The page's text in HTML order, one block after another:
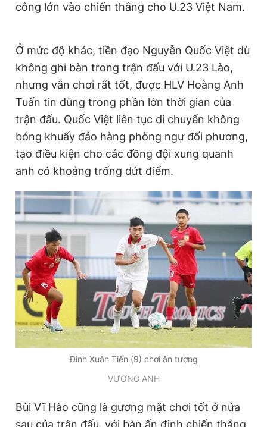
công lớn vào chiến thắng cho U.23 Việt Nam.
Ở mức độ khác, tiền đạo Nguyễn Quốc Việt dù
không ghi bàn trong trận đấu với U.23 Lào,
nhưng vẫn chơi rất tốt, được HLV Hoàng Anh
Tuấn tin dùng trong phần lớn thời gian của
trận đấu. Quốc Việt liên tục di chuyển không
bóng khuấy đảo hàng phòng ngự đối phương,
tạo điều kiện cho các đồng đội xung quanh
anh có khoảng trống dứt điểm.
Đinh Xuân Tiến (9) chơi ấn tượng
VƯƠNG ANH
Bùi Vĩ Hào cũng là gương mặt chơi tốt ở nửa
sau của trận đấu, với bàn ấn định chiến thắng